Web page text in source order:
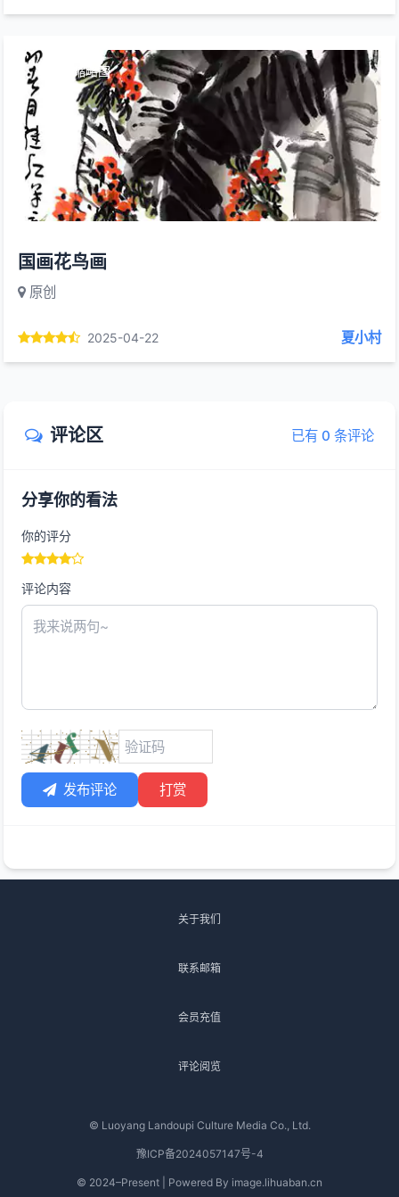
本文有缩略图
国画花鸟画
原创
2025-04-22 夏小村
评论区 已有 0 条评论
分享你的看法
你的评分
评论内容
发布评论 打赏
关于我们
联系邮箱
会员充值
评论阅览
© Luoyang Landoupi Culture Media Co., Ltd.
豫ICP备2024057147号-4
© 2024–Present | Powered By image.lihuaban.cn